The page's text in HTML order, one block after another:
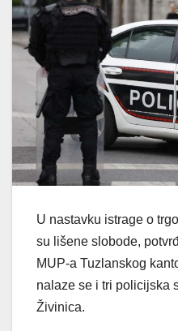
U nastavku istrage o
su lišene slobode,
MUP-a Tuzlanskog
nalaze se i tri policijska
Živinica.